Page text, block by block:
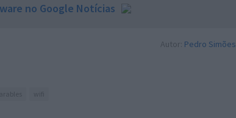
no Google Notícias
Autor: Pedro Simões